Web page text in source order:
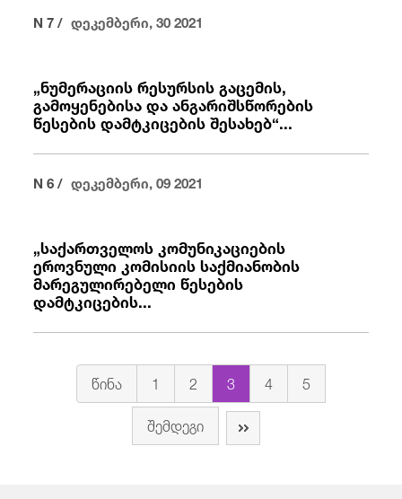
N 7 / დეკემბერი, 30 2021
„ნუმერაციის რესურსის გაცემის,
გამოყენებისა და ანგარიშსწორების
წესების დამტკიცების შესახებ“...
N 6 / დეკემბერი, 09 2021
„საქართველოს კომუნიკაციების
ეროვნული კომისიის საქმიანობის
მარეგულირებელი წესების
დამტკიცების...
წინა 1 2 3 4
5
შემდეგი